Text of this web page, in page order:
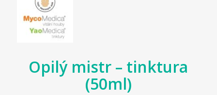
Opilý mistr – tinktura
(50ml)